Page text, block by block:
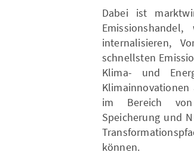
Dabei ist
internalisieren,
schnellsten
Klima- und
Klimainnovationen
im Bereich von
Speicherung und
können.